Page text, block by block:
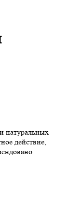
натуральных
действие,